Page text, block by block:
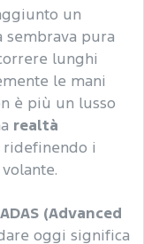
un
sembrava pura
lunghi
le mani
è più un lusso
realtà
ridefinendo i
(Advanced
oggi significa